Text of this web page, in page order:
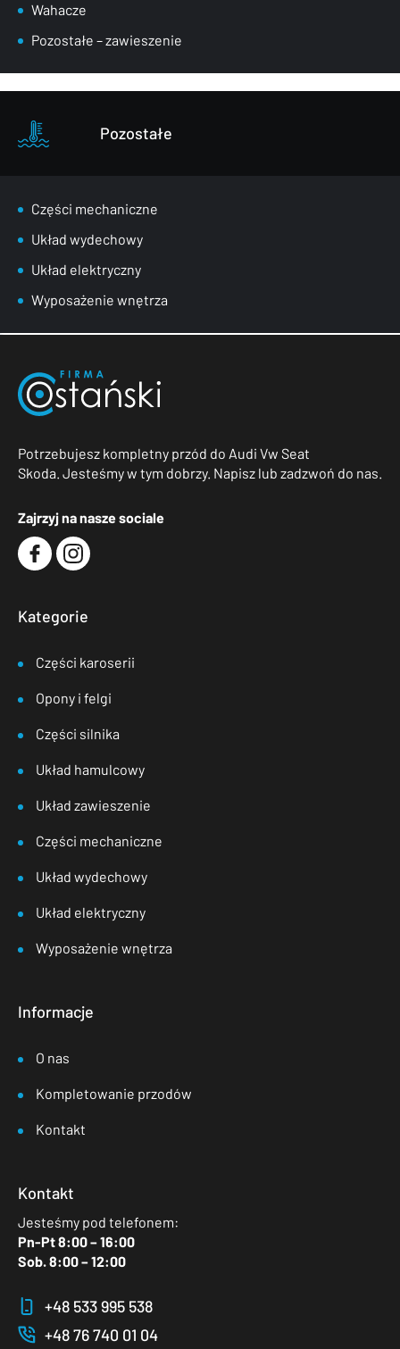
Wahacze
Pozostałe – zawieszenie
Pozostałe
Części mechaniczne
Układ wydechowy
Układ elektryczny
Wyposażenie wnętrza
Potrzebujesz kompletny przód do Audi Vw Seat
Skoda. Jesteśmy w tym dobrzy. Napisz lub zadzwoń do nas.
Zajrzyj na nasze sociale
Kategorie
Części karoserii
Opony i felgi
Części silnika
Układ hamulcowy
Układ zawieszenie
Części mechaniczne
Układ wydechowy
Układ elektryczny
Wyposażenie wnętrza
Informacje
O nas
Kompletowanie przodów
Kontakt
Kontakt
Jesteśmy pod telefonem:
Pn-Pt 8:00 – 16:00
Sob. 8:00 – 12:00
+48 533 995 538
+48 76 740 01 04